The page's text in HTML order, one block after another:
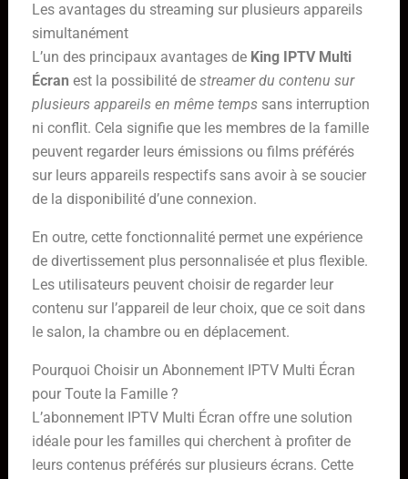
Les avantages du streaming sur plusieurs appareils
simultanément
L’un des principaux avantages de King IPTV Multi
Écran est la possibilité de streamer du contenu sur
plusieurs appareils en même tempssans interruption
ni conflit. Cela signifie que les membres de la famille
peuvent regarder leurs émissions ou films préférés
sur leurs appareils respectifs sans avoir à se soucier
de la disponibilité d’une connexion.
En outre, cette fonctionnalité permet une expérience
de divertissement plus personnalisée et plus flexible.
Les utilisateurs peuvent choisir de regarder leur
contenu sur l’appareil de leur choix, que ce soit dans
le salon, la chambre ou en déplacement.
Pourquoi Choisir un Abonnement IPTV Multi Écran
pour Toute la Famille ?
L’abonnement IPTV Multi Écran offre une solution
idéale pour les familles qui cherchent à profiter de
leurs contenus préférés sur plusieurs écrans. Cette